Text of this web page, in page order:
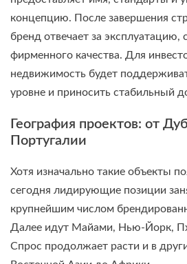
концепцию. После завершения
бренд отвечает за эксплуатацию,
фирменного качества. Для
недвижимость будет
уровне и приносить стабильный
География проектов: от
Португалии
Хотя изначально такие объекты
сегодня лидирующие позиции
крупнейшим числом
Далее идут Майами, Нью-Йорк,
Спрос продолжает расти и в